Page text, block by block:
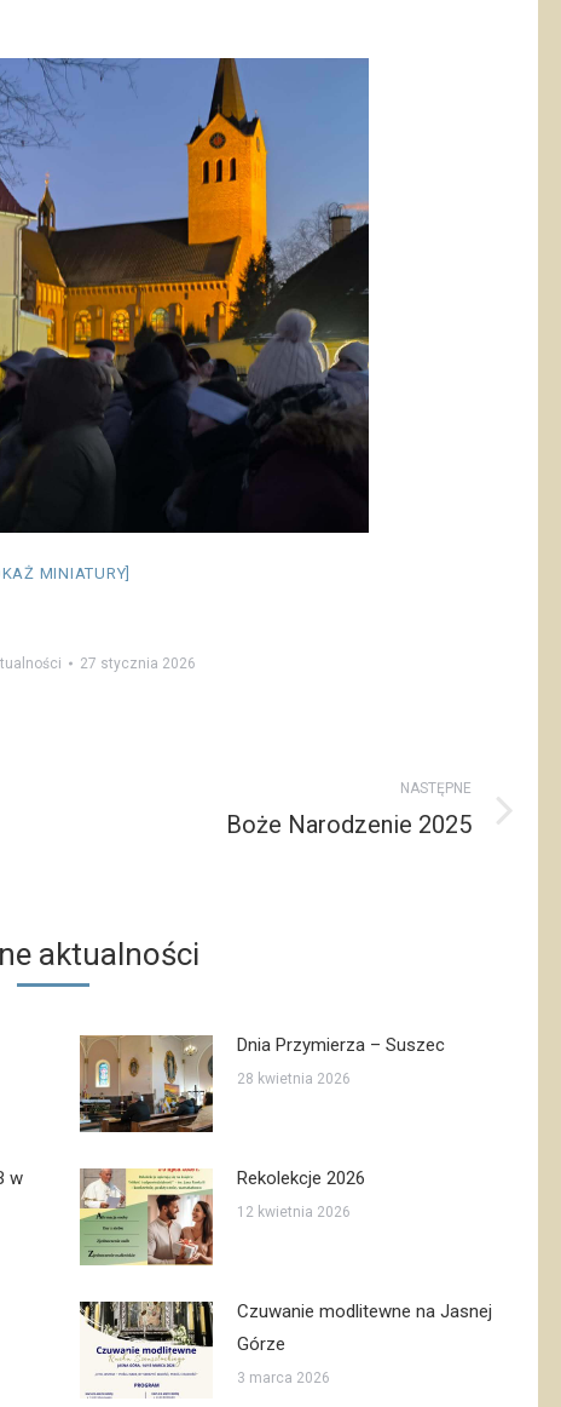
MINIATURY]
27 stycznia 2026
NASTĘPNE
Boże Narodzenie 2025
aktualności
Dnia Przymierza – Suszec
28 kwietnia 2026
w
Rekolekcje 2026
12 kwietnia 2026
Czuwanie modlitewne na Jasnej
Górze
3 marca 2026